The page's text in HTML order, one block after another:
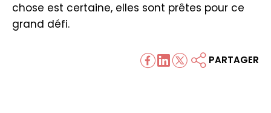
chose est certaine, elles sont prêtes pour ce
grand défi.
PARTAGER